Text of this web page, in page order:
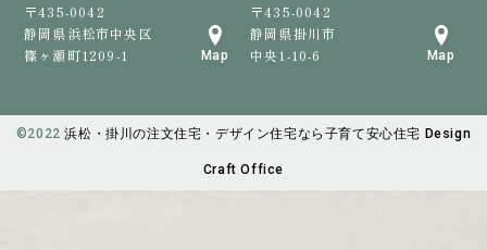
〒435-0042
静岡県浜松市中央区
篠ヶ瀬町1209-1
Map
〒435-0042
静岡県掛川市
中央1-10-6
Map
©️2022 浜松・掛川の注文住宅・デザイン住宅なら子育て安心住宅 Design
Craft Office